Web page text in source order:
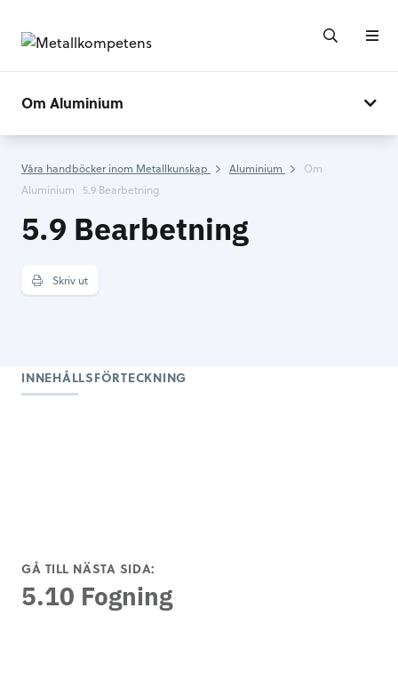
Om Aluminium
Våra handböcker inom Metallkunskap Aluminium
Om
Aluminium
5.9 Bearbetning
5.9 Bearbetning
Skriv ut
INNEHÅLLSFÖRTECKNING
GÅ TILL NÄSTA SIDA:
5.10 Fogning